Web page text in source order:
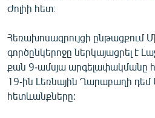
ՏԵՍԱՆՅՈՒԹԵՐ
ՁԳՏԵԼՈՎ ԼԱՎԱԳՈՒՅՆԻՆ
ՓՈԴՔԱՍԹ
Ժոլիի հետ։
Հեռախոսազրույցի ընթացքում
գործընկերոջը ներկայացրել է
քան 9-ամսյա արգելափակմանը
19-ին Լեռնային Ղարաբաղի
հետևանքները: